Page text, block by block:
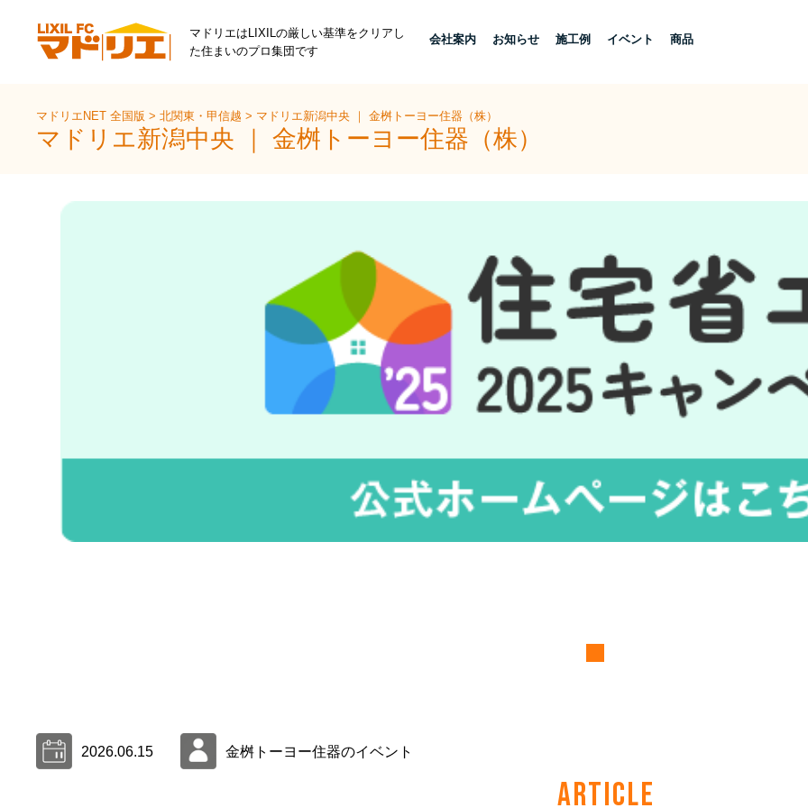
マドリエはLIXILの厳しい基準をクリアし
た住まいのプロ集団です
会社案内 お知らせ 施工例 イベント 商品
マドリエNET 全国版>北関東・甲信越> マドリエ新潟中央 ｜ 金桝トーヨー住器（株）
マドリエ新潟中央 ｜ 金桝トーヨー住器（株）
2026.06.15 金桝トーヨー住器のイベント
ARTICLE